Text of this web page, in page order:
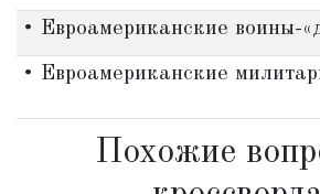
• Евроамериканские воины-
• Евроамериканские
Похожие